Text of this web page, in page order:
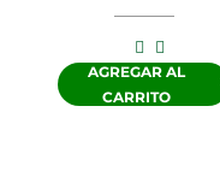
AGREGAR AL
CARRITO